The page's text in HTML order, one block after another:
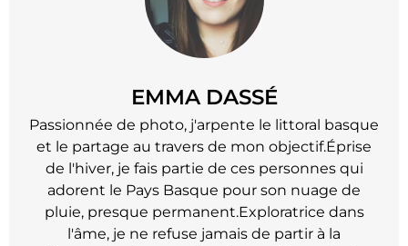
EMMA DASSÉ
Passionnée de photo, j'arpente le littoral basque
et le partage au travers de mon objectif.Éprise
de l'hiver, je fais partie de ces personnes qui
adorent le Pays Basque pour son nuage de
pluie, presque permanent.Exploratrice dans
l'âme, je ne refuse jamais de partir à la